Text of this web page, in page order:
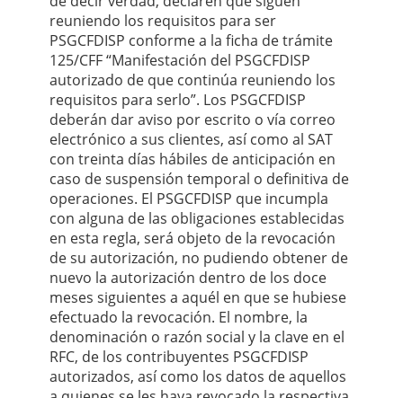
reuniendo los requisitos para ser
PSGCFDISP conforme a la ficha de trámite
125/CFF “Manifestación del PSGCFDISP
autorizado de que continúa reuniendo los
requisitos para serlo”. Los PSGCFDISP
deberán dar aviso por escrito o vía correo
electrónico a sus clientes, así como al SAT
con treinta días hábiles de anticipación en
caso de suspensión temporal o definitiva de
operaciones. El PSGCFDISP que incumpla
con alguna de las obligaciones establecidas
en esta regla, será objeto de la revocación
de su autorización, no pudiendo obtener de
nuevo la autorización dentro de los doce
meses siguientes a aquél en que se hubiese
efectuado la revocación. El nombre, la
denominación o razón social y la clave en el
RFC, de los contribuyentes PSGCFDISP
autorizados, así como los datos de aquellos